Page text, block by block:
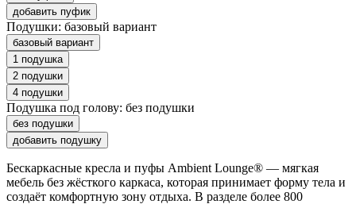
добавить пуфик
Подушки: базовый вариант
базовый вариант
1 подушка
2 подушки
4 подушки
Подушка под голову: без подушки
без подушки
добавить подушку
Бескаркасные кресла и пуфы Ambient Lounge® — мягкая
мебель без жёсткого каркаса, которая принимает форму тела и
создаёт комфортную зону отдыха. В разделе более 800